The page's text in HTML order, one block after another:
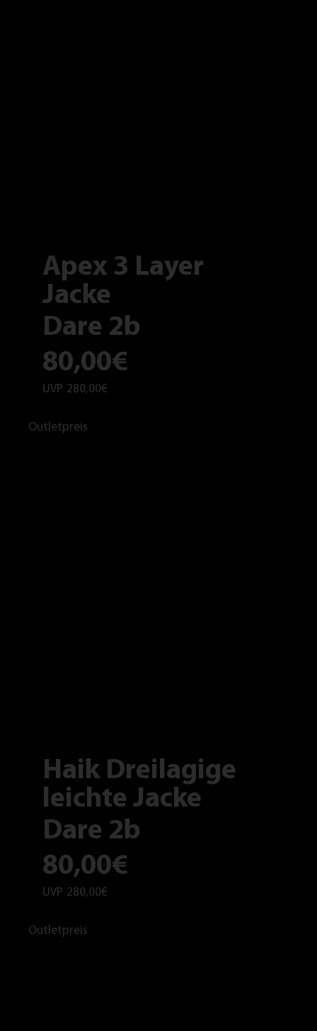
Apex 3 Layer
Jacke
Dare 2b
80,00€
UVP 280,00€
Haik Dreilagige
leichte Jacke
Dare 2b
80,00€
UVP 280,00€
Outletpreis
Outletpreis